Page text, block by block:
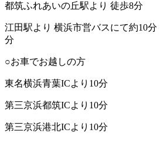
都筑ふれあいの丘駅より 徒歩8分
江田駅より 横浜市営バスにて約10分
分
○お車でお越しの方
東名横浜青葉ICより 10分
第三京浜都筑ICより 10分
第三京浜港北ICより 10分